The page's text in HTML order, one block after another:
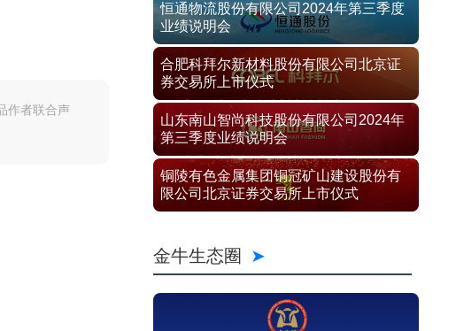
作者联合声
恒通物流股份有限公司2024年第三季度
业绩说明会
合肥科拜尔新材料股份有限公司北京证
券交易所上市仪式
山东南山智尚科技股份有限公司2024年
第三季度业绩说明会
铜陵有色金属集团铜冠矿山建设股份有
限公司北京证券交易所上市仪式
金牛生态圈